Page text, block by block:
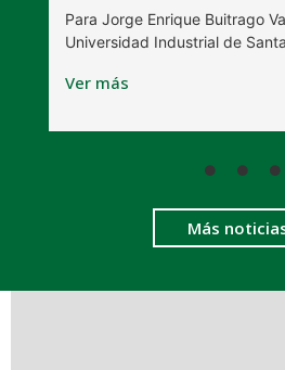
Para Jorge Enrique Buitrago
Universidad Industrial de
Ver más
Más